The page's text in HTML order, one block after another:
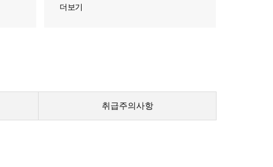
더보기
취급주의사항